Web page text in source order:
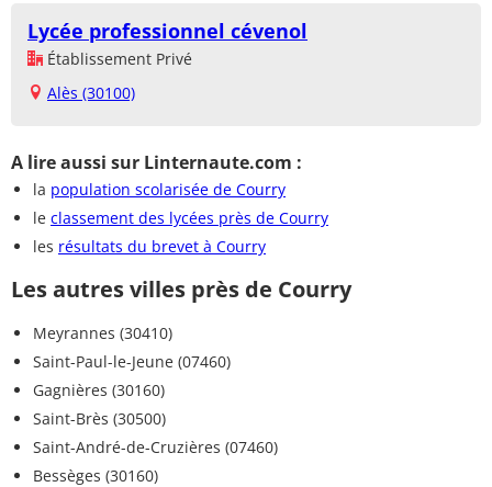
Lycée professionnel cévenol
Établissement Privé
Alès (30100)
A lire aussi sur Linternaute.com :
la population scolarisée de Courry
le classement des lycées près de Courry
les résultats du brevet à Courry
Les autres villes près de Courry
Meyrannes (30410)
Saint-Paul-le-Jeune (07460)
Gagnières (30160)
Saint-Brès (30500)
Saint-André-de-Cruzières (07460)
Bessèges (30160)